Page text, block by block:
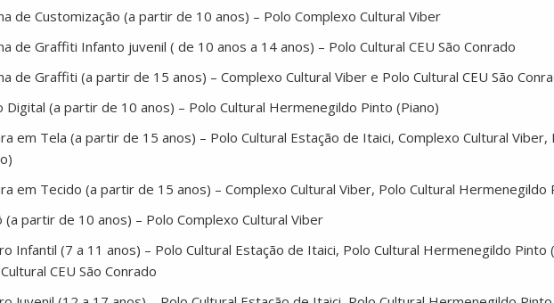
de Customização (a partir de 10 anos) – Polo Complexo Cultural Viber
de Graffiti Infanto juvenil ( de 10 anos a 14 anos) – Polo Cultural CEU São Conrado
de Graffiti (a partir de 15 anos) – Complexo Cultural Viber e Polo Cultural CEU São
Digital (a partir de 10 anos) – Polo Cultural Hermenegildo Pinto (Piano)
em Tela (a partir de 15 anos) – Polo Cultural Estação de Itaici, Complexo Cultural
em Tecido (a partir de 15 anos) – Complexo Cultural Viber, Polo Cultural Hermenegildo
(a partir de 10 anos) – Polo Complexo Cultural Viber
Infantil (7 a 11 anos) – Polo Cultural Estação de Itaici, Polo Cultural Hermenegildo Pinto
CEU São Conrado